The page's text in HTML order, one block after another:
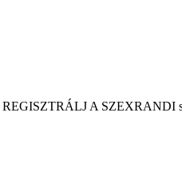
REGISZTRÁLJ A SZEXRANDI